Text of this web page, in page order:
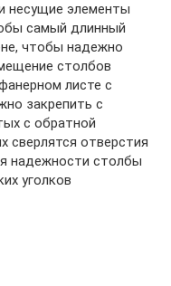
несущие элементы
самый длинный
чтобы надежно
столбов
листе с
закрепить с
с обратной
сверлятся отверстия
надежности столбы
уголков